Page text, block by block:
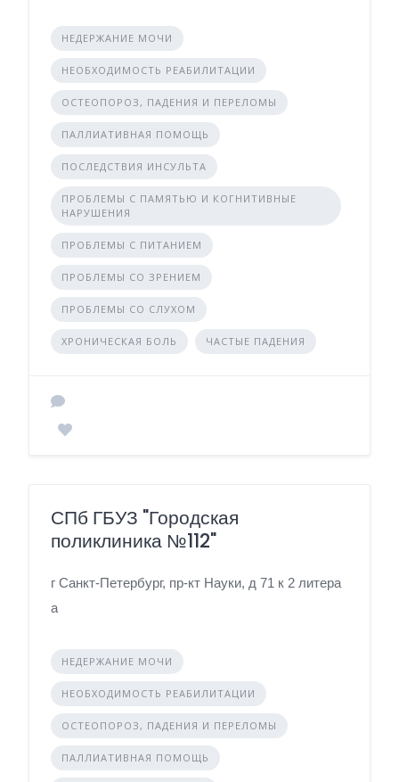
НЕДЕРЖАНИЕ МОЧИ
НЕОБХОДИМОСТЬ РЕАБИЛИТАЦИИ
ОСТЕОПОРОЗ, ПАДЕНИЯ И ПЕРЕЛОМЫ
ПАЛЛИАТИВНАЯ ПОМОЩЬ
ПОСЛЕДСТВИЯ ИНСУЛЬТА
ПРОБЛЕМЫ С ПАМЯТЬЮ И КОГНИТИВНЫЕ
НАРУШЕНИЯ
ПРОБЛЕМЫ С ПИТАНИЕМ
ПРОБЛЕМЫ СО ЗРЕНИЕМ
ПРОБЛЕМЫ СО СЛУХОМ
ХРОНИЧЕСКАЯ БОЛЬ ЧАСТЫЕ ПАДЕНИЯ
СПб ГБУЗ "Городская
поликлиника №112"
г Санкт-Петербург, пр-кт Науки, д 71 к 2 литера
а
НЕДЕРЖАНИЕ МОЧИ
НЕОБХОДИМОСТЬ РЕАБИЛИТАЦИИ
ОСТЕОПОРОЗ, ПАДЕНИЯ И ПЕРЕЛОМЫ
ПАЛЛИАТИВНАЯ ПОМОЩЬ